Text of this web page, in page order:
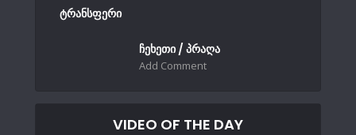
ტრანსფერი
ჩეხეთი / პრაღა
Add Comment
VIDEO OF THE DAY